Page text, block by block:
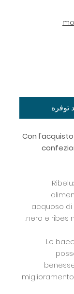
توفره
Con
acquoso
nero e ribes
Le